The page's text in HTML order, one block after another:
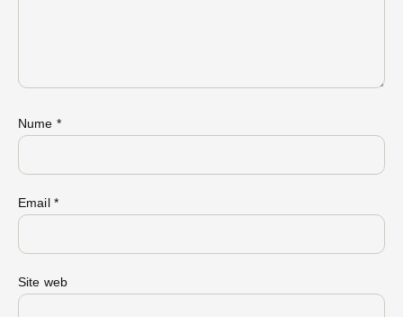
Nume *
Email *
Site web